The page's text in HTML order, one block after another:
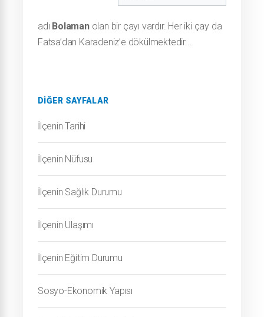
adı Bolamanolan bir çayı vardır. Her iki çay da
Fatsa’dan Karadeniz’e dökülmektedir...
DIĞER SAYFALAR
İlçenin Tarihi
İlçenin Nüfusu
İlçenin Sağlık Durumu
İlçenin Ulaşımı
İlçenin Eğitim Durumu
Sosyo-Ekonomik Yapısı